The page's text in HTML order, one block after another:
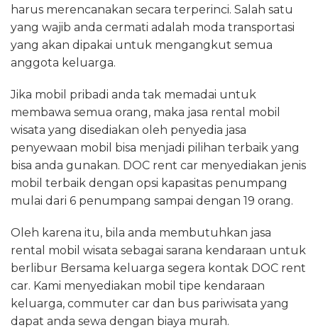
harus merencanakan secara terperinci. Salah satu
yang wajib anda cermati adalah moda transportasi
yang akan dipakai untuk mengangkut semua
anggota keluarga.
Jika mobil pribadi anda tak memadai untuk
membawa semua orang, maka jasa rental mobil
wisata yang disediakan oleh penyedia jasa
penyewaan mobil bisa menjadi pilihan terbaik yang
bisa anda gunakan. DOC rent car menyediakan jenis
mobil terbaik dengan opsi kapasitas penumpang
mulai dari 6 penumpang sampai dengan 19 orang.
Oleh karena itu, bila anda membutuhkan jasa
rental mobil wisata sebagai sarana kendaraan untuk
berlibur Bersama keluarga segera kontak DOC rent
car. Kami menyediakan mobil tipe kendaraan
keluarga, commuter car dan bus pariwisata yang
dapat anda sewa dengan biaya murah.